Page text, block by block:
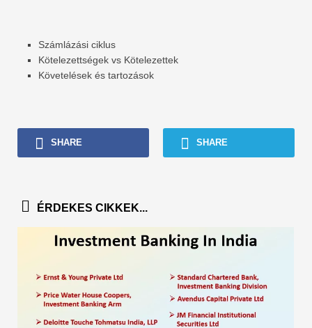
Számlázási ciklus
Kötelezettségek vs Kötelezettek
Követelések és tartozások
SHARE SHARE
ÉRDEKES CIKKEK...